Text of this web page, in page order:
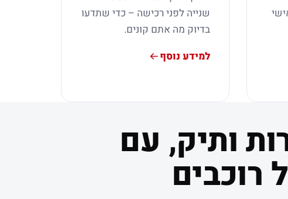
שנייה לפני רכישה – כדי שתדעו
בדיוק מה אתם קונים.
למידע נוסף
ותיק, עם